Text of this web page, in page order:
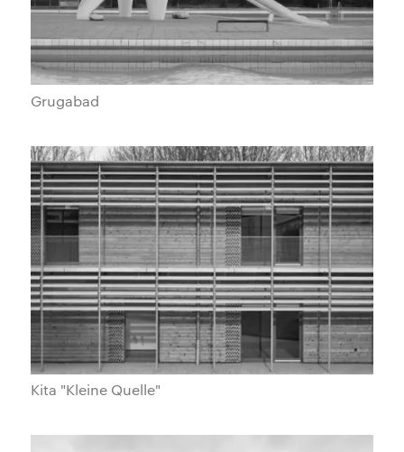
Grugabad
Kita "Kleine Quelle"